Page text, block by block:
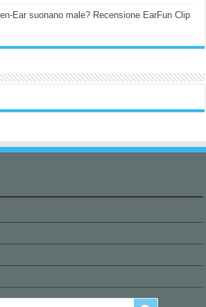
Ear suonano male? Recensione EarFun Clip